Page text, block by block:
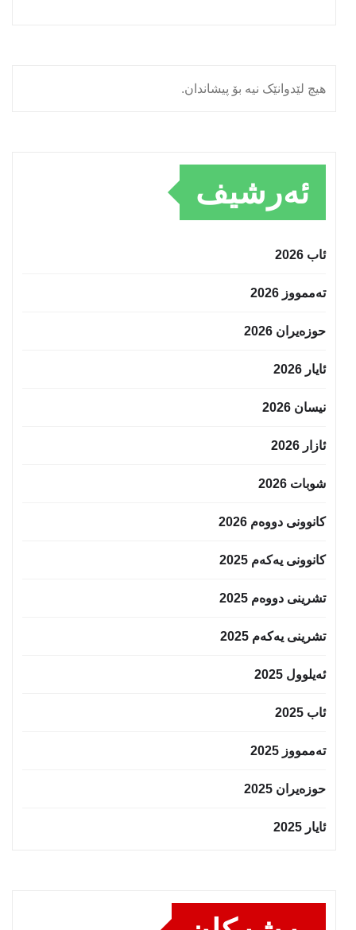
هیچ لێدوانێک نیە بۆ پیشاندان.
ئەرشیف
ئاب 2026
تەممووز 2026
حوزه‌یران 2026
ئایار 2026
نیسان 2026
ئازار 2026
شوبات 2026
کانوونی دووەم 2026
کانوونی یەکەم 2025
تشرینی دووەم 2025
تشرینی یەکەم 2025
ئەیلوول 2025
ئاب 2025
تەممووز 2025
حوزه‌یران 2025
ئایار 2025